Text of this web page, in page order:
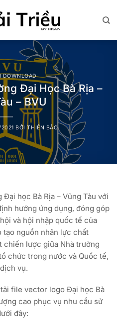
DOWNLOAD
Đại Học Bà Rịa –
– BVU
BỞITHIÊN BẢO
học Bà Rịa – Vũng Tàu với
hướng ứng dụng, đóng góp
và hội nhập quốc tế của
tạo nguồn nhân lực chất
chiến lược giữa Nhà trường
chức trong nước và Quốc tế,
vụ.
file vector logo Đại học Bà
cao phục vụ nhu cầu sử
đây: